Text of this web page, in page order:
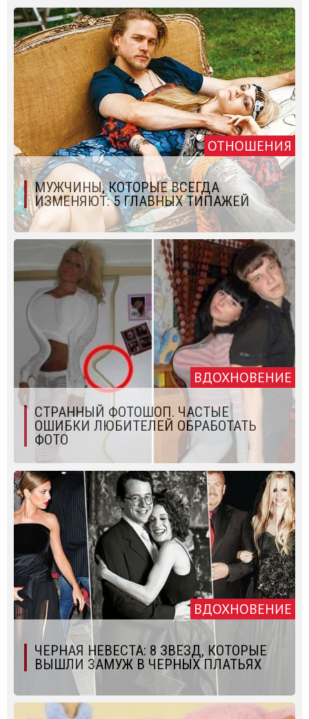
ОТНОШЕНИЯ
МУЖЧИНЫ, КОТОРЫЕ ВСЕГДА
ИЗМЕНЯЮТ: 5 ГЛАВНЫХ ТИПАЖЕЙ
ВДОХНОВЕНИЕ
СТРАННЫЙ ФОТОШОП. ЧАСТЫЕ
ОШИБКИ ЛЮБИТЕЛЕЙ ОБРАБОТАТЬ
ФОТО
ВДОХНОВЕНИЕ
ЧЕРНАЯ НЕВЕСТА: 8 ЗВЕЗД, КОТОРЫЕ
ВЫШЛИ ЗАМУЖ В ЧЕРНЫХ ПЛАТЬЯХ